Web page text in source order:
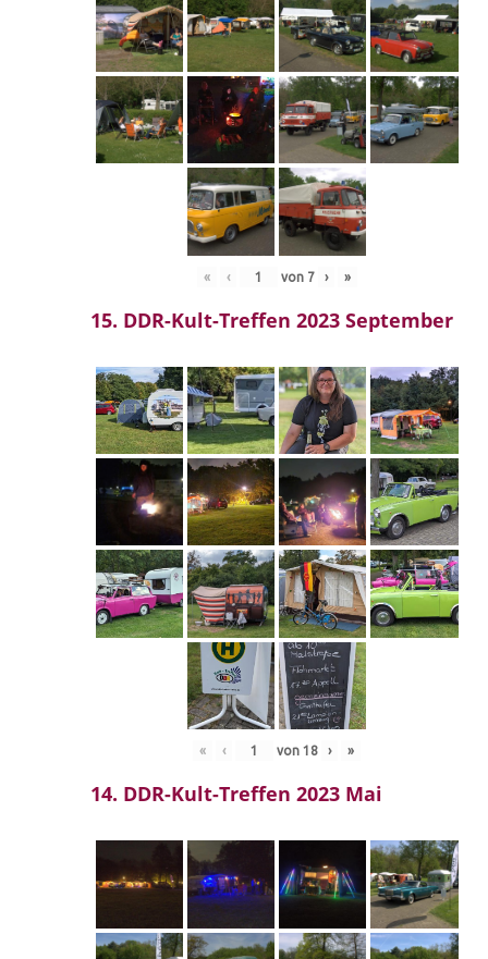
« ‹ von 7 › »
15. DDR-Kult-Treffen 2023 September
« ‹ von 18 › »
14. DDR-Kult-Treffen 2023 Mai